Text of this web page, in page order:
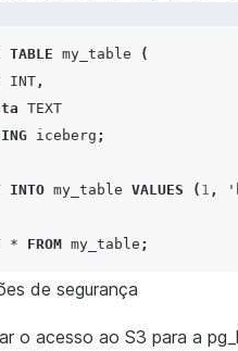
TABLE my_table
(
INT ,
TEXT
iceberg ;
INTO my_table VALUES ( 1 ,
* FROM my_table ;
de segurança
o acesso ao S3 para a